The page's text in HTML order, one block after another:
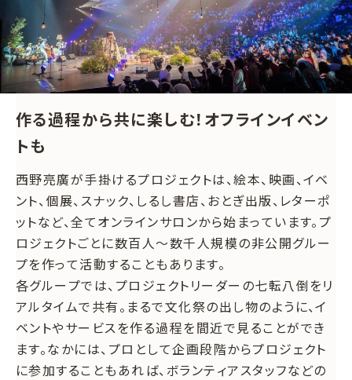
作る過程から共に楽しむ！オフラインイベン
トも
西野亮廣が手掛けるプロジェクトは、絵本、映画、イベ
ント、個展、スナック、しるし書店、おとぎ出版、レターポ
ットなど、全てオンラインサロンから始まっています。プ
ロジェクトごとに数百人～数千人規模の非公開グルー
プを作って活動することもあります。
各グループでは、プロジェクトリーダーの七転八倒をリ
アルタイムで共有。まるで文化祭の出し物のように、イ
ベントやサービスを作る過程を間近で見ることができ
ます。なかには、プロとして企画段階からプロジェクト
に参加することもあれば、ボランティアスタッフなどの